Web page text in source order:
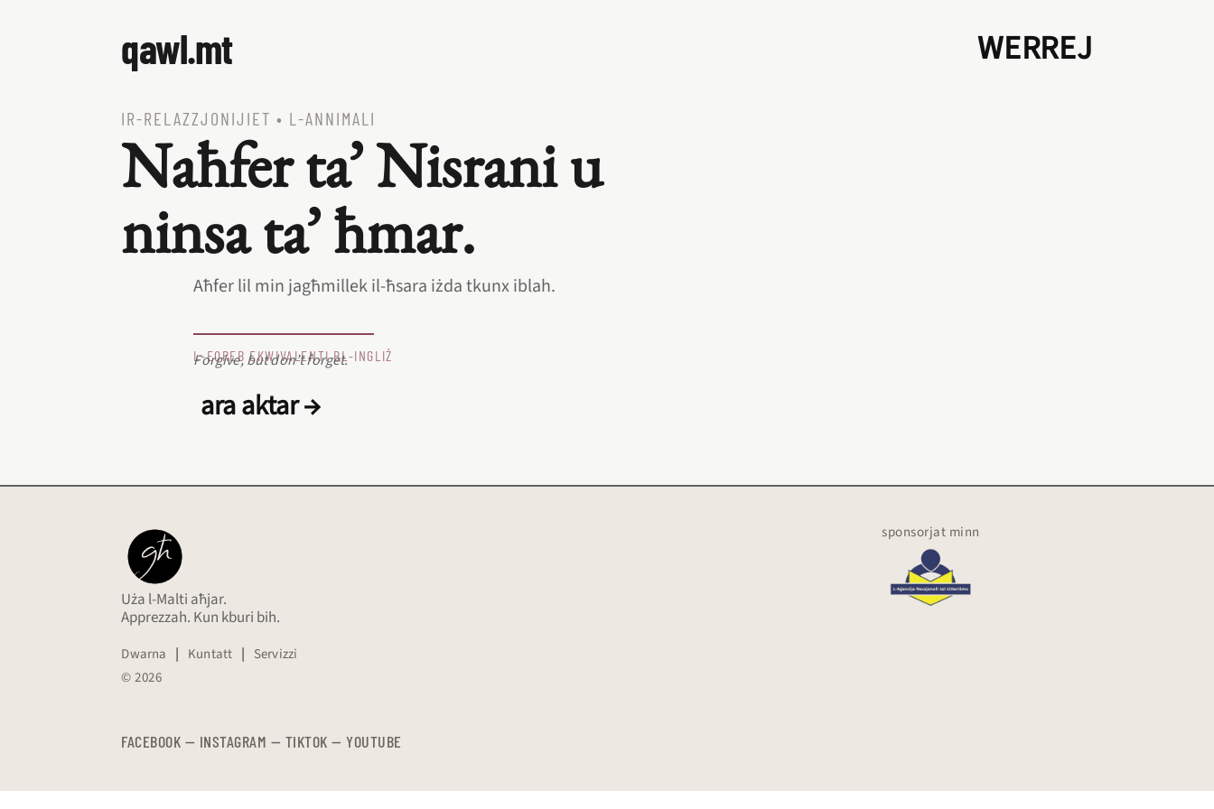
qawl.mt WERREJ
IR‑RELAZZJONIJIET • L‑ANNIMALI
Naħfer ta’ Nisrani u
ninsa ta’ ħmar.
Aħfer lil min jagħmillek il‑ħsara iżda tkunx iblah.
L‑EQREB EKWIVALENTI BL‑INGLIŻ
Forgive, but don’t forget.
ara aktar →
Uża l-Malti aħjar.
Apprezzah. Kun kburi bih.
Dwarna | Kuntatt | Servizzi
© 2026
FACEBOOK — INSTAGRAM — TIKTOK — YOUTUBE
sponsorjat minn